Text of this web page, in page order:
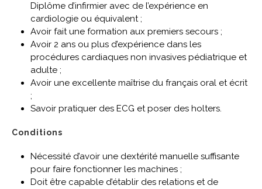
Diplôme d’infirmier avec de l’expérience en
cardiologie ou équivalent ;
Avoir fait une formation aux premiers secours ;
Avoir 2 ans ou plus d’expérience dans les
procédures cardiaques non invasives pédiatrique et
adulte ;
Avoir une excellente maîtrise du français oral et écrit
;
Savoir pratiquer des ECG et poser des holters.
Conditions
Nécessité d’avoir une dextérité manuelle suffisante
pour faire fonctionner les machines ;
Doit être capable d’établir des relations et de